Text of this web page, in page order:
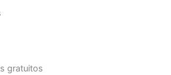
gratuitos